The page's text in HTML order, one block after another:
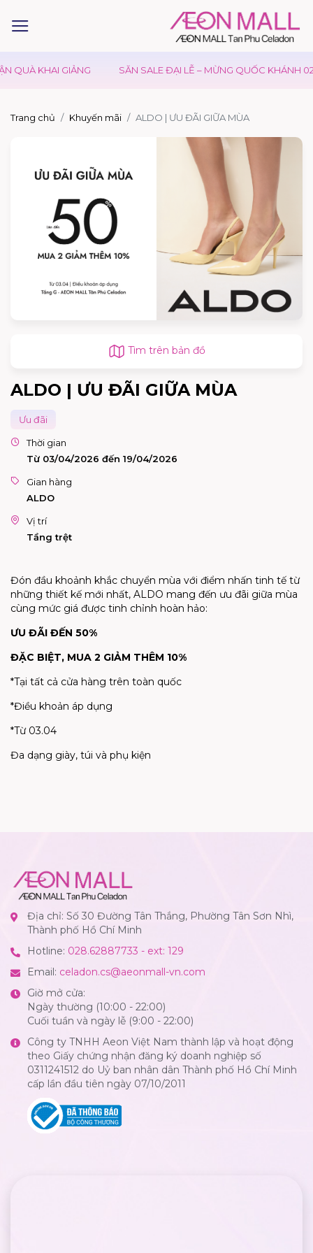
QUÀ KHAI GIẢNG SĂN SALE ĐẠI LỄ – MỪNG QUỐC KHÁNH 02/
Trang chủ Khuyến mãi ALDO | ƯU ĐÃI GIỮA MÙA
Tìm trên bản đồ
ALDO | ƯU ĐÃI GIỮA MÙA
Ưu đãi
Thời gian
Từ 03/04/2026 đến 19/04/2026
Gian hàng
ALDO
Vị trí
Tầng trệt
Đón đầu khoảnh khắc chuyển mùa với điểm nhấn tinh tế từ
những thiết kế mới nhất, ALDO mang đến ưu đãi giữa mùa
cùng mức giá được tinh chỉnh hoàn hảo:
ƯU ĐÃI ĐẾN 50%
ĐẶC BIỆT, MUA 2 GIẢM THÊM 10%
*Tại tất cả cửa hàng trên toàn quốc
*Điều khoản áp dụng
*Từ 03.04
Đa dạng giày, túi và phụ kiện
Địa chỉ: Số 30 Đường Tân Thắng, Phường Tân Sơn Nhì,
Thành phố Hồ Chí Minh
Hotline: 028.62887733 - ext: 129
Email: celadon.cs@aeonmall-vn.com
Giờ mở cửa:
Ngày thường (10:00 - 22:00)
Cuối tuần và ngày lễ (9:00 - 22:00)
Công ty TNHH Aeon Việt Nam thành lập và hoạt động
theo Giấy chứng nhận đăng ký doanh nghiệp số
0311241512 do Uỷ ban nhân dân Thành phố Hồ Chí Minh
cấp lần đầu tiên ngày 07/10/2011